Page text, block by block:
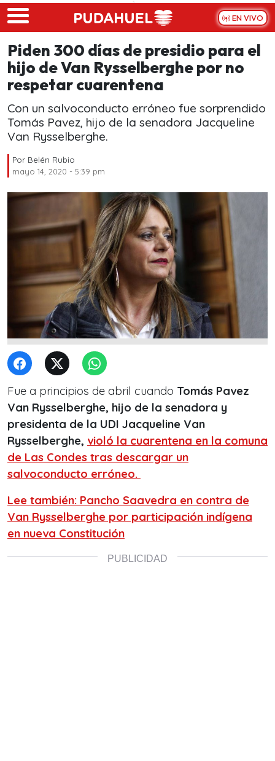
Skip to main content
EN VIVO
Piden 300 días de presidio para el
hijo de Van Rysselberghe por no
respetar cuarentena
Con un salvoconducto erróneo fue sorprendido
Tomás Pavez, hijo de la senadora Jacqueline
Van Rysselberghe.
Por Belén Rubio
mayo 14, 2020 - 5:39 pm
Fue a principios de abril cuando Tomás Pavez
Van Rysselberghe, hijo de la senadora y
presidenta de la UDI Jacqueline Van
Rysselberghe, violó la cuarentena en la comuna
de Las Condes tras descargar un
salvoconducto erróneo.
Lee también: Pancho Saavedra en contra de
Van Rysselberghe por participación indígena
en nueva Constitución